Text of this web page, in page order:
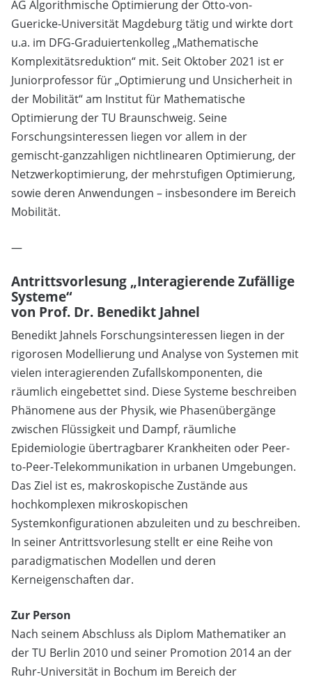
AG Algorithmische Optimierung der Otto-von-
Guericke-Universität Magdeburg tätig und wirkte dort
u.a. im DFG-Graduiertenkolleg „Mathematische
Komplexitätsreduktion“ mit. Seit Oktober 2021 ist er
Juniorprofessor für „Optimierung und Unsicherheit in
der Mobilität“ am Institut für Mathematische
Optimierung der TU Braunschweig. Seine
Forschungsinteressen liegen vor allem in der
gemischt-ganzzahligen nichtlinearen Optimierung, der
Netzwerkoptimierung, der mehrstufigen Optimierung,
sowie deren Anwendungen – insbesondere im Bereich
Mobilität.
—
Antrittsvorlesung „Interagierende Zufällige
Systeme“
von Prof. Dr. Benedikt Jahnel
Benedikt Jahnels Forschungsinteressen liegen in der
rigorosen Modellierung und Analyse von Systemen mit
vielen interagierenden Zufallskomponenten, die
räumlich eingebettet sind. Diese Systeme beschreiben
Phänomene aus der Physik, wie Phasenübergänge
zwischen Flüssigkeit und Dampf, räumliche
Epidemiologie übertragbarer Krankheiten oder Peer-
to-Peer-Telekommunikation in urbanen Umgebungen.
Das Ziel ist es, makroskopische Zustände aus
hochkomplexen mikroskopischen
Systemkonfigurationen abzuleiten und zu beschreiben.
In seiner Antrittsvorlesung stellt er eine Reihe von
paradigmatischen Modellen und deren
Kerneigenschaften dar.
Zur Person
Nach seinem Abschluss als Diplom Mathematiker an
der TU Berlin 2010 und seiner Promotion 2014 an der
Ruhr-Universität in Bochum im Bereich der